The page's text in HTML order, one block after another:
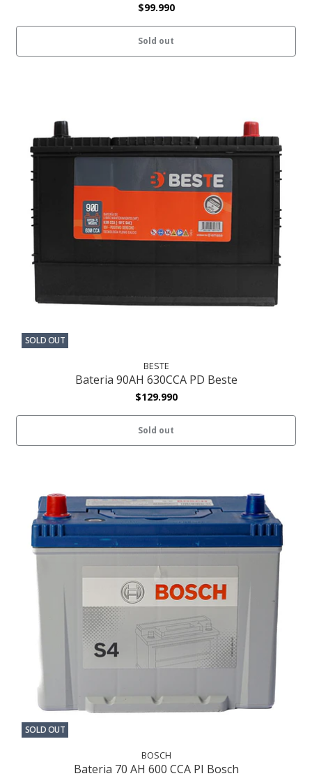
$99.990
Sold out
SOLD OUT
BESTE
Bateria 90AH 630CCA PD Beste
$129.990
Sold out
SOLD OUT
BOSCH
Bateria 70 AH 600 CCA PI Bosch